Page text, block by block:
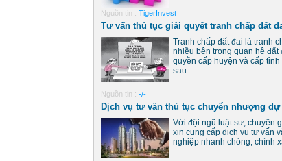
Nguồn tin : TigerInvest
Tư vấn thủ tục giải quyết tranh chấp đất
Tranh chấp đất đai là tranh
nhiều bên trong quan hệ đất
quyền cấp huyện và cấp
sau:...
Nguồn tin : -/-
Dịch vụ tư vấn thủ tục chuyển nhượng dự
Với đội ngũ luật sư, chuyên
xin cung cấp dịch vụ tư vấn
nghiệp nhanh chóng, chính